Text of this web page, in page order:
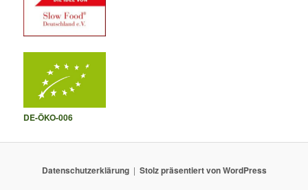
DE-ÖKO-006
Datenschutzerklärung Stolz präsentiert von WordPress